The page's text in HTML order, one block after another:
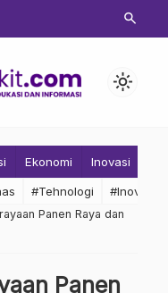
search
light_mode
Ekonomi Inovasi
#Tehnologi #Inovasi
Panen Raya dan
Panen